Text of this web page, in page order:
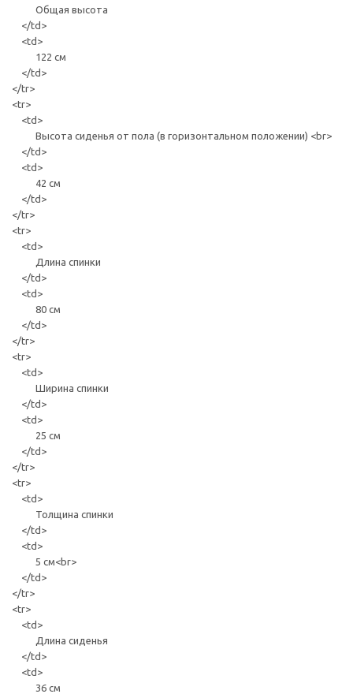
Общая высота
</td>
<td>
122 см
</td>
</tr>
<tr>
<td>
Высота сиденья от пола (в горизонтальном положении) <br>
</td>
<td>
42 см
</td>
</tr>
<tr>
<td>
Длина спинки
</td>
<td>
80 см
</td>
</tr>
<tr>
<td>
Ширина спинки
</td>
<td>
25 см
</td>
</tr>
<tr>
<td>
Толщина спинки
</td>
<td>
5 см<br>
</td>
</tr>
<tr>
<td>
Длина сиденья
</td>
<td>
36 см